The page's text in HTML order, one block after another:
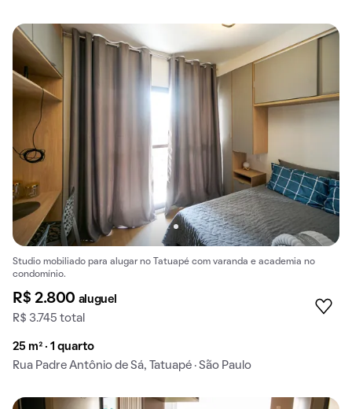
Studio mobiliado para alugar no Tatuapé com varanda e academia no
condomínio.
R$ 2.800 aluguel
R$ 3.745 total
25 m² · 1 quarto
Rua Padre Antônio de Sá, Tatuapé · São Paulo